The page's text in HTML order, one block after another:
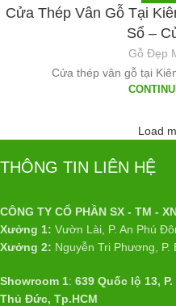
Cửa Thép Vân Gỗ Tại
Sổ –
Gỗ Đẹp
Cửa thép vân gỗ tại
Load
THÔNG TIN LIÊN HỆ
CÔNG TY CỔ PHẦN SX - TM -
Xưởng 1: Vườn Lài, P. An Phú
Xưởng 2: Nguyễn Tri Phương, P.
Showroom 1: 639 Quốc lộ 13,
Thủ Đức, Tp.HCM